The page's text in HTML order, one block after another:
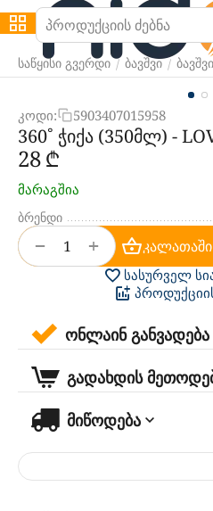
საწყისი გვერდი / ბავშვი /
კოდი: 5903407015958
360˚ ჭიქა (350მლ) -
‍28‍₾
მარაგშია
ბრენდი
+
−
სასურველ
ონლაინ განვადება
გადახდის
მიწოდება